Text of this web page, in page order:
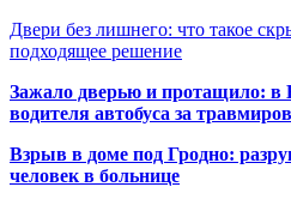
Двери без лишнего: что такое
подходящее решение
Зажало дверью и протащило: в
водителя автобуса за
Взрыв в доме под Гродно:
человек в больнице